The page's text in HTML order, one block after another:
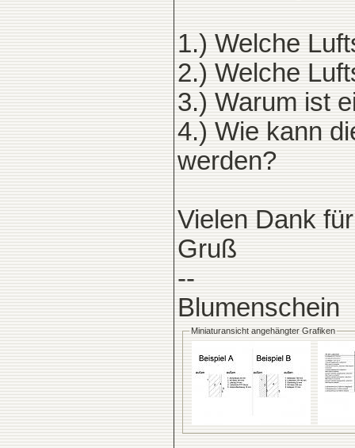
1.) Welche
2.) Welche
3.) Warum ist
4.) Wie kann
werden?
Vielen Dank
Gruß
--
Blumenschein
Miniaturansicht angehängter Grafiken